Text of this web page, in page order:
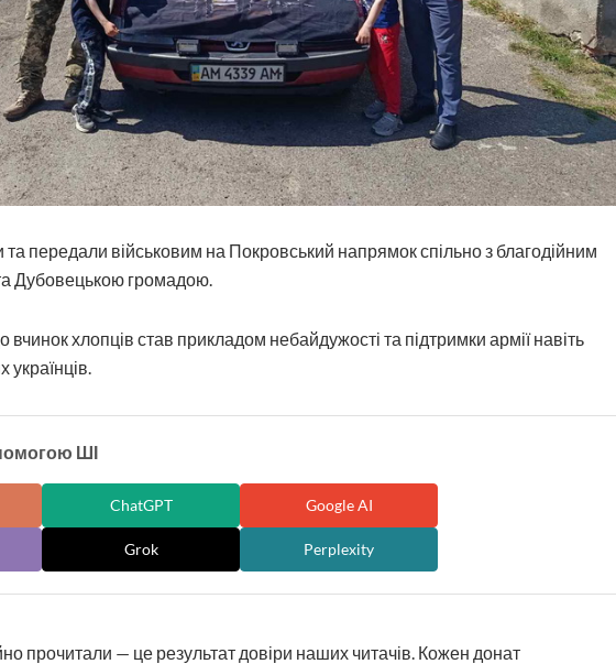
та передали військовим на Покровський напрямок спільно з благодійним
Дубовецькою громадою.
вчинок хлопців став прикладом небайдужості та підтримки армії навіть
ШІ
ChatGPT Google AI
Grok Perplexity
прочитали — це результат довіри наших читачів. Кожен донат